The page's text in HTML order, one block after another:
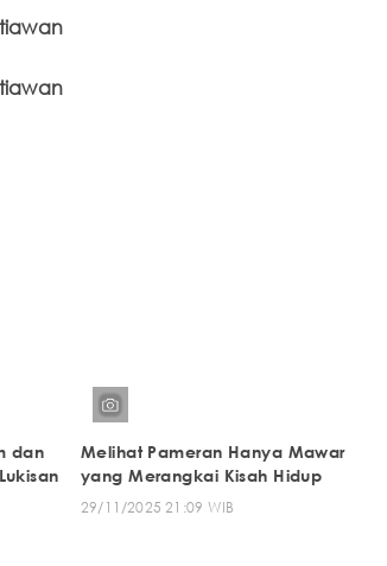
dan
Melihat Pameran Hanya Mawar
yang Merangkai Kisah Hidup
29/11/2025 21:09 WIB